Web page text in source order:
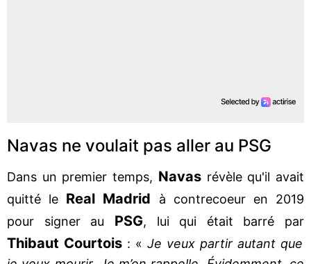
Navas ne voulait pas aller au PSG
Dans un premier temps, Navasrévèle qu'il avait
quitté le Real Madrid à contrecoeur en 2019
pour signer au PSG, lui qui était barré par
Thibaut Courtois : « Je veux partir autant que